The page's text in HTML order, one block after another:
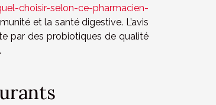
choisir-selon-ce-pharmacien-
et la santé digestive. L’avis
par des probiotiques de qualité